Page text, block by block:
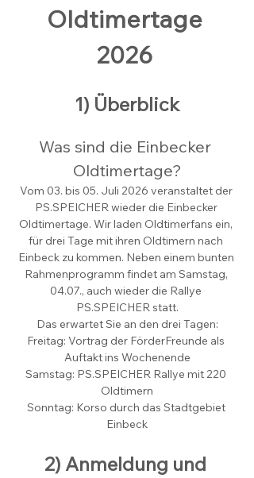
Oldtimertage
2026
1) Überblick
Was sind die Einbecker
Oldtimertage?
Vom 03. bis 05. Juli 2026 veranstaltet der
PS.SPEICHER wieder die Einbecker
Oldtimertage. Wir laden Oldtimerfans ein,
für drei Tage mit ihren Oldtimern nach
Einbeck zu kommen. Neben einem bunten
Rahmenprogramm findet am Samstag,
04.07., auch wieder die Rallye
PS.SPEICHER statt.
Das erwartet Sie an den drei Tagen:
Freitag: Vortrag der FörderFreunde als
Auftakt ins Wochenende
Samstag: PS.SPEICHER Rallye mit 220
Oldtimern
Sonntag: Korso durch das Stadtgebiet
Einbeck
2) Anmeldung und